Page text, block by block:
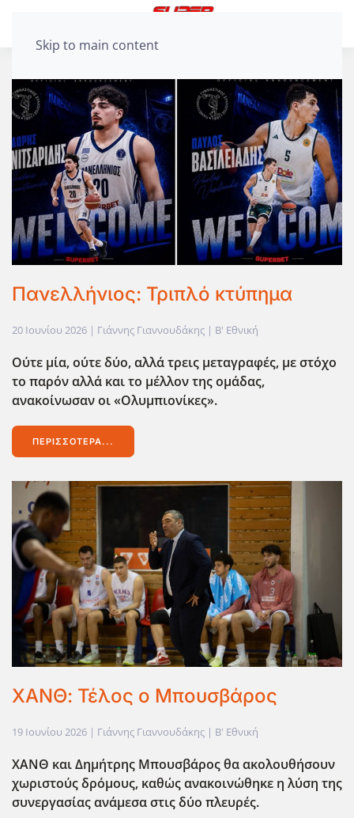
Skip to main content
Πανελλήνιος: Τριπλό κτύπημα
20 Ιουνίου 2026 | Γιάννης Γιαννουδάκης | Β' Εθνική
Ούτε μία, ούτε δύο, αλλά τρεις μεταγραφές, με στόχο
το παρόν αλλά και το μέλλον της ομάδας,
ανακοίνωσαν οι «Ολυμπιονίκες».
ΠΕΡΙΣΣΌΤΕΡΑ...
ΧΑΝΘ: Τέλος ο Μπουσβάρος
19 Ιουνίου 2026 | Γιάννης Γιαννουδάκης | Β' Εθνική
ΧΑΝΘ και Δημήτρης Μπουσβάρος θα ακολουθήσουν
χωριστούς δρόμους, καθώς ανακοινώθηκε η λύση της
συνεργασίας ανάμεσα στις δύο πλευρές.